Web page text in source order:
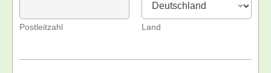
Postleitzahl Land